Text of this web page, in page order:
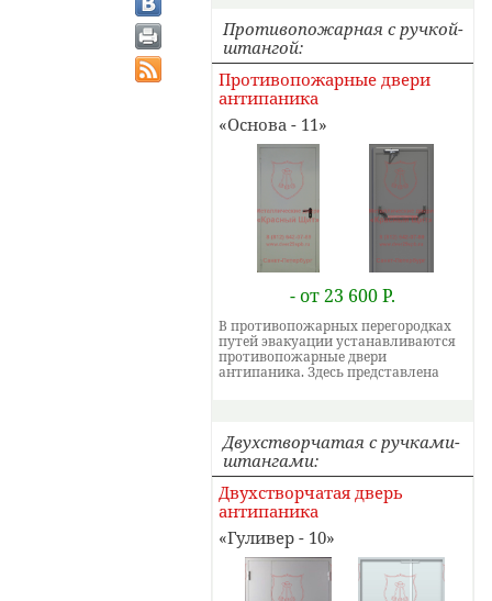
Противопожарная с ручкой-
штангой
Противопожарные двери
антипаника
Основа - 11
- от 23 600 Р.
В противопожарных перегородках
путей эвакуации устанавливаются
противопожарные двери
антипаника. Здесь представлена
антипаника можно сделать просто с
нажимной ручкой. В этом случае
они получатся общедоступнее.
Противопожарная металлическая
дверь антипаника имеет сертификат
EI60. Если створки две, то
антипаника для дверей с двумя
ручками штангами. Эвакуационная
противопожарная дверь требуется
только для установки внутри
Двухстворчатая с ручками-
штангами
Двухстворчатая дверь
антипаника
Гуливер - 10